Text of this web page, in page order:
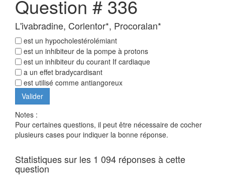
Question # 336
L'ivabradine, Corlentor*, Procoralan*
est un hypocholestérolémiant
est un inhibiteur de la pompe à protons
est un inhibiteur du courant If cardiaque
a un effet bradycardisant
est utilisé comme antiangoreux
Notes :
Pour certaines questions, il peut être nécessaire de cocher
plusieurs cases pour indiquer la bonne réponse.
Statistiques sur les 1 094 réponses à cette
question